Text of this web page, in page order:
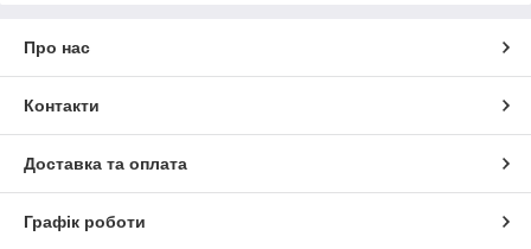
Про нас
Контакти
Доставка та оплата
Графік роботи